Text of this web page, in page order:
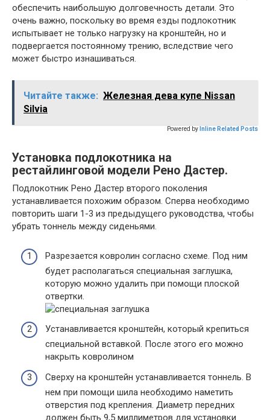
обеспечить наибольшую долговечность детали. Это
очень важно, поскольку во время езды подлокотник
испытывает не только нагрузку на кронштейн, но и
подвергается постоянному трению, вследствие чего
может быстро изнашиваться.
Читайте также: Железная дева купе Nissan
Silvia
Powered by Inline Related Posts
Установка подлокотника на
рестайлинговой модели Рено Дастер.
Подлокотник Рено Дастер второго поколения
устанавливается похожим образом. Сперва необходимо
повторить шаги 1-3 из предыдущего руководства, чтобы
убрать тоннель между сиденьями.
Разрезается ковролин согласно схеме. Под ним
будет располагаться специальная заглушка,
которую можно удалить при помощи плоской
отвертки.
Устанавливается кронштейн, который крепиться
специальной вставкой. После этого его можно
накрыть ковролином
Сверху на кронштейн устанавливается тоннель. В
нем при помощи шила необходимо наметить
отверстия под крепления. Диаметр передних
должен быть 9,5 миллиметров для установки